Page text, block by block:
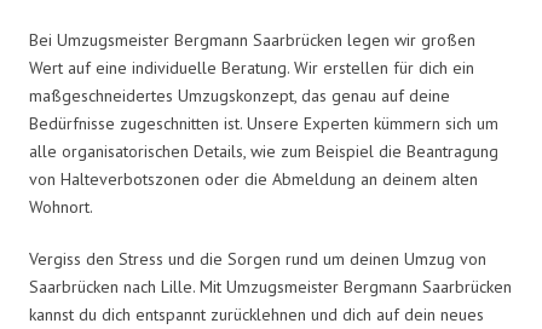
Bei Umzugsmeister Bergmann Saarbrücken legen wir großen
Wert auf eine individuelle Beratung. Wir erstellen für dich ein
maßgeschneidertes Umzugskonzept, das genau auf deine
Bedürfnisse zugeschnitten ist. Unsere Experten kümmern sich um
alle organisatorischen Details, wie zum Beispiel die Beantragung
von Halteverbotszonen oder die Abmeldung an deinem alten
Wohnort.
Vergiss den Stress und die Sorgen rund um deinen Umzug von
Saarbrücken nach Lille. Mit Umzugsmeister Bergmann Saarbrücken
kannst du dich entspannt zurücklehnen und dich auf dein neues